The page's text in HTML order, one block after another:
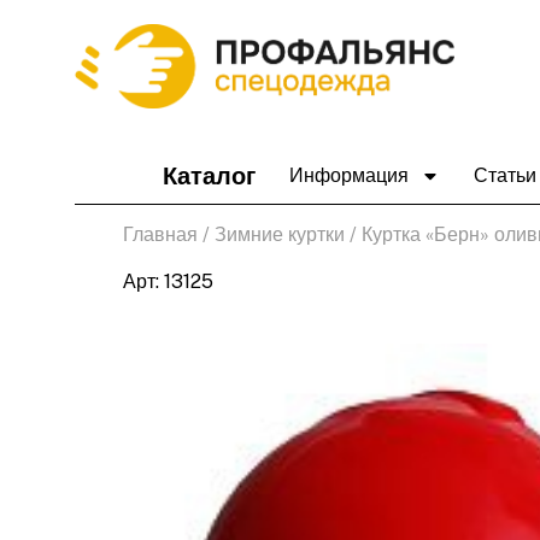
содержимому
Каталог Информация Статьи
Главная / Зимние куртки / Куртка «Берн»
Арт: 13125